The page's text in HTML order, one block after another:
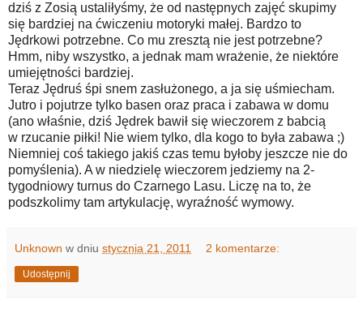
dziś z Zosią ustaliłyśmy, że od następnych zajęć skupimy
się bardziej na ćwiczeniu motoryki małej. Bardzo to
Jędrkowi potrzebne. Co mu zresztą nie jest potrzebne?
Hmm, niby wszystko, a jednak mam wrażenie, że niektóre
umiejętności bardziej.
Teraz Jędruś śpi snem zasłużonego, a ja się uśmiecham.
Jutro i pojutrze tylko basen oraz praca i zabawa w domu
(ano właśnie, dziś Jędrek bawił się wieczorem z babcią
w rzucanie piłki! Nie wiem tylko, dla kogo to była zabawa ;)
Niemniej coś takiego jakiś czas temu byłoby jeszcze nie do
pomyślenia). A w niedzielę wieczorem jedziemy na 2-
tygodniowy turnus do Czarnego Lasu. Liczę na to, że
podszkolimy tam artykulację, wyraźność wymowy.
Unknown w dniu stycznia 21, 2011 2 komentarze:
Udostępnij